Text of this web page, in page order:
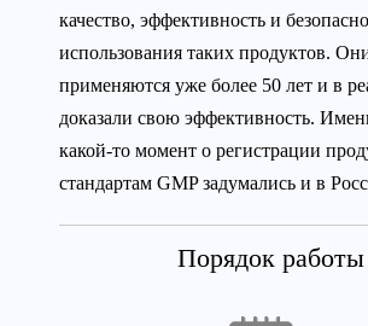
качество, эффективность и
использования таких продуктов.
применяются уже более 50 лет и в
доказали свою эффективность.
какой-то момент о регистрации
стандартам GMP задумались и в
Порядок работы